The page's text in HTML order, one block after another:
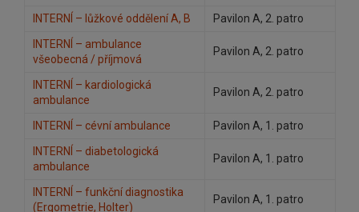
INTERNÍ – lůžkové oddělení A, B
Pavilon A, 2. patro
INTERNÍ – ambulance
všeobecná / příjmová
Pavilon A, 2. patro
INTERNÍ – kardiologická
ambulance
Pavilon A, 2. patro
INTERNÍ – cévní ambulance
Pavilon A, 1. patro
INTERNÍ – diabetologická
ambulance
Pavilon A, 1. patro
INTERNÍ – funkční diagnostika
(Ergometrie, Holter)
Pavilon A, 1. patro